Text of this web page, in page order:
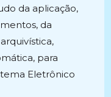
da aplicação,
da
para
Eletrônico